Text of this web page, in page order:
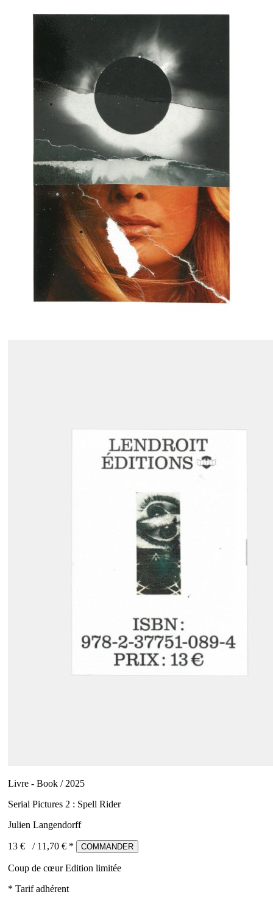
Livre - Book / 2025
Serial Pictures 2 : Spell Rider
Julien Langendorff
13 € / 11,70 € * COMMANDER
Coup de cœur Edition limitée
* Tarif adhérent